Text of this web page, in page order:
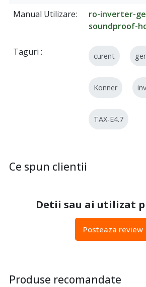
Manual Utilizare
ro-inverter-
soundproof-
Taguri curent
Konner
TAX-E4.7
Ce spun clientii
Detii sau ai utilizat
Posteaza review
Produse recomandate